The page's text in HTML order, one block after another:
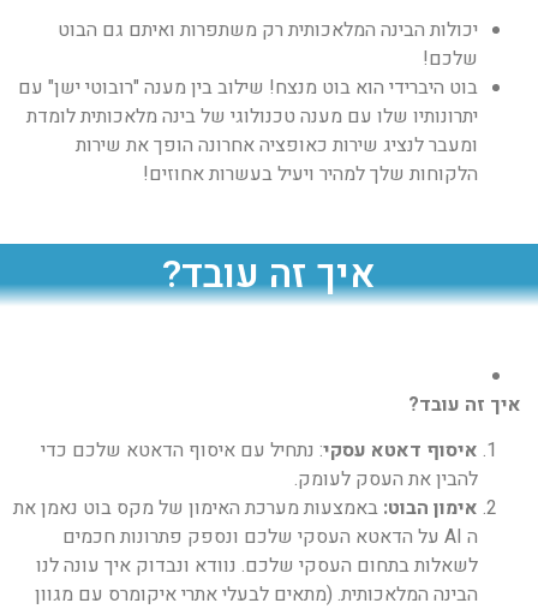
יכולות הבינה המלאכותית רק משתפרות ואיתם גם הבוט
שלכם!
בוט היברידי הוא בוט מנצח! שילוב בין מענה "רובוטי ישן" עם
יתרונותיו שלו עם מענה טכנולוגי של בינה מלאכותית לומדת
ומעבר לנציג שירות כאופציה אחרונה הופך את שירות
הלקוחות שלך למהיר ויעיל בעשרות אחוזים!
איך זה עובד?
איך זה עובד?
איסוף דאטא עסקי: נתחיל עם איסוף הדאטא שלכם כדי
להבין את העסק לעומק.
אימון הבוט: באמצעות מערכת האימון של מקס בוט נאמן את
ה AI על הדאטא העסקי שלכם ונספק פתרונות חכמים
לשאלות בתחום העסקי שלכם. נוודא ונבדוק איך עונה לנו
הבינה המלאכותית. (מתאים לבעלי אתרי איקומרס עם מגוון